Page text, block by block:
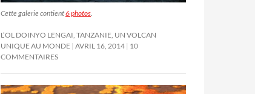
Cette galerie contient6 photos.
L’OL DOINYO LENGAI, TANZANIE, UN VOLCAN
UNIQUE AU MONDE AVRIL 16, 2014 10
COMMENTAIRES